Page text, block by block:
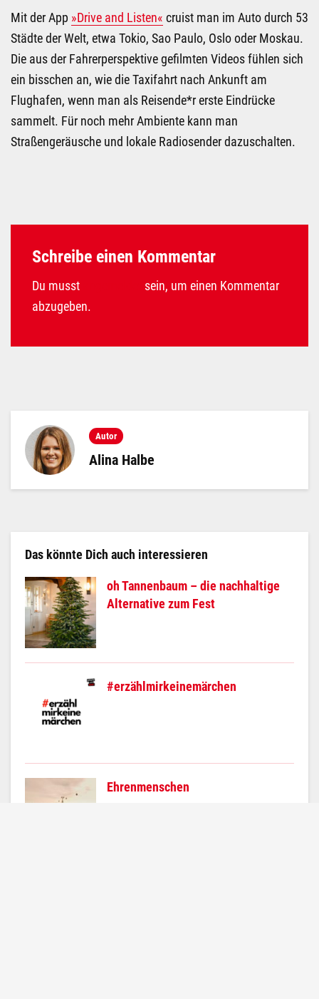
Autor
Alina Halbe
Das könnte Dich auch interessieren
oh Tannenbaum – die nachhaltige
Alternative zum Fest
#erzählmirkeinemärchen
Ehrenmenschen
Mit der App »Drive and Listen« cruist man im Auto durch 53
Städte der Welt, etwa Tokio, Sao Paulo, Oslo oder Moskau.
Die aus der Fahrerperspektive gefilmten Videos fühlen sich
ein bisschen an, wie die Taxifahrt nach Ankunft am
Flughafen, wenn man als Reisende*r erste Eindrücke
sammelt. Für noch mehr Ambiente kann man
Straßengeräusche und lokale Radiosender dazuschalten.
Schreibe einen Kommentar
Du musst
sein, um einen Kommentar
abzugeben.